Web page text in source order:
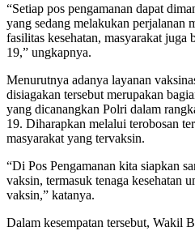
“Setiap pos pengamanan dapat
yang sedang melakukan perjalanan
fasilitas kesehatan, masyarakat
19,” ungkapnya.
Menurutnya adanya layanan
disiagakan tersebut merupakan
yang dicanangkan Polri dalam
19. Diharapkan melalui terobosan
masyarakat yang tervaksin.
“Di Pos Pengamanan kita siapkan
vaksin, termasuk tenaga kesehatan
vaksin,” katanya.
Dalam kesempatan tersebut, Wakil